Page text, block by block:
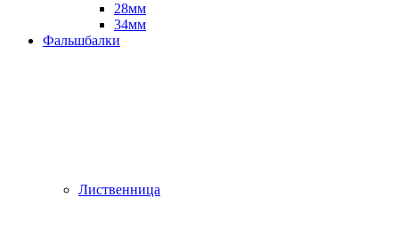
28мм
34мм
Фальшбалки
Лиственница